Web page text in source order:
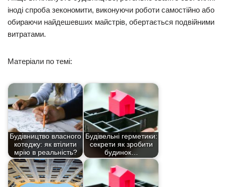
іноді спроба зекономити, виконуючи роботи самостійно або
обираючи найдешевших майстрів, обертається подвійними
витратами.
Матеріали по темі:
Будівництво власного
котеджу: як втілити
мрію в реальність?
Будівельні герметики:
секрети як зробити
будинок…